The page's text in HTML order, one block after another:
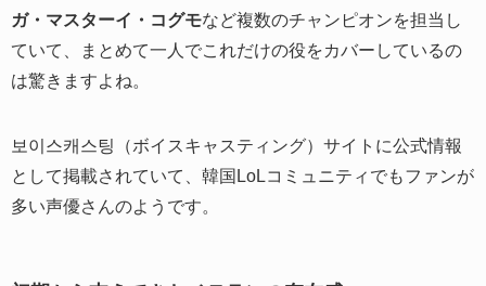
ガ・マスターイ・コグモなど複数のチャンピオンを担当し
ていて、まとめて一人でこれだけの役をカバーしているの
は驚きますよね。
보이스캐스팅（ボイスキャスティング）サイトに公式情報
として掲載されていて、韓国LoLコミュニティでもファンが
多い声優さんのようです。